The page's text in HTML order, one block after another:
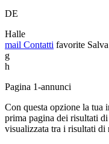
DE
Halle
mail Contatti favorite Salva
g
h
Pagina 1-annunci
Con questa opzione la tua
prima pagina dei risultati
visualizzata tra i risultati di